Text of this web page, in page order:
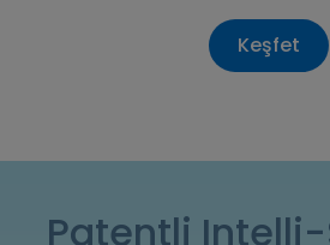
Bağırsak Problemleri
Keşfet
Patentli